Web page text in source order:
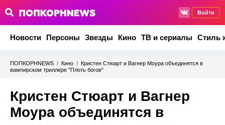
Войти
Новости Персоны Звезды Кино ТВ и сериалы Стиль
ПОПКОРНNEWS / Кино / Кристен Стюарт и Вагнер Моура объединятся в
вампирском триллере "Плоть богов"
Кристен Стюарт и Вагнер
Моура объединятся в